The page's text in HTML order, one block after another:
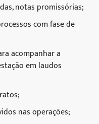
notas promissórias;
com fase de
acompanhar a
em laudos
nas operações;